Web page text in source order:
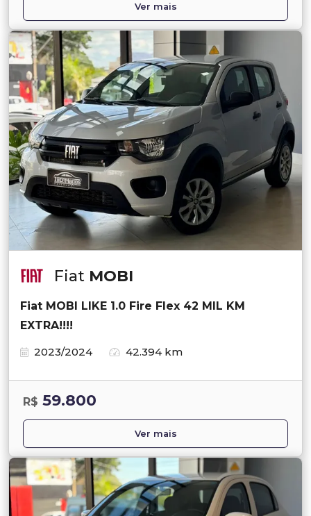
Ver mais
Fiat MOBI
Fiat MOBI LIKE 1.0 Fire Flex 42 MIL KM
EXTRA!!!!
2023/2024
42.394 km
R$ 59.800
Ver mais